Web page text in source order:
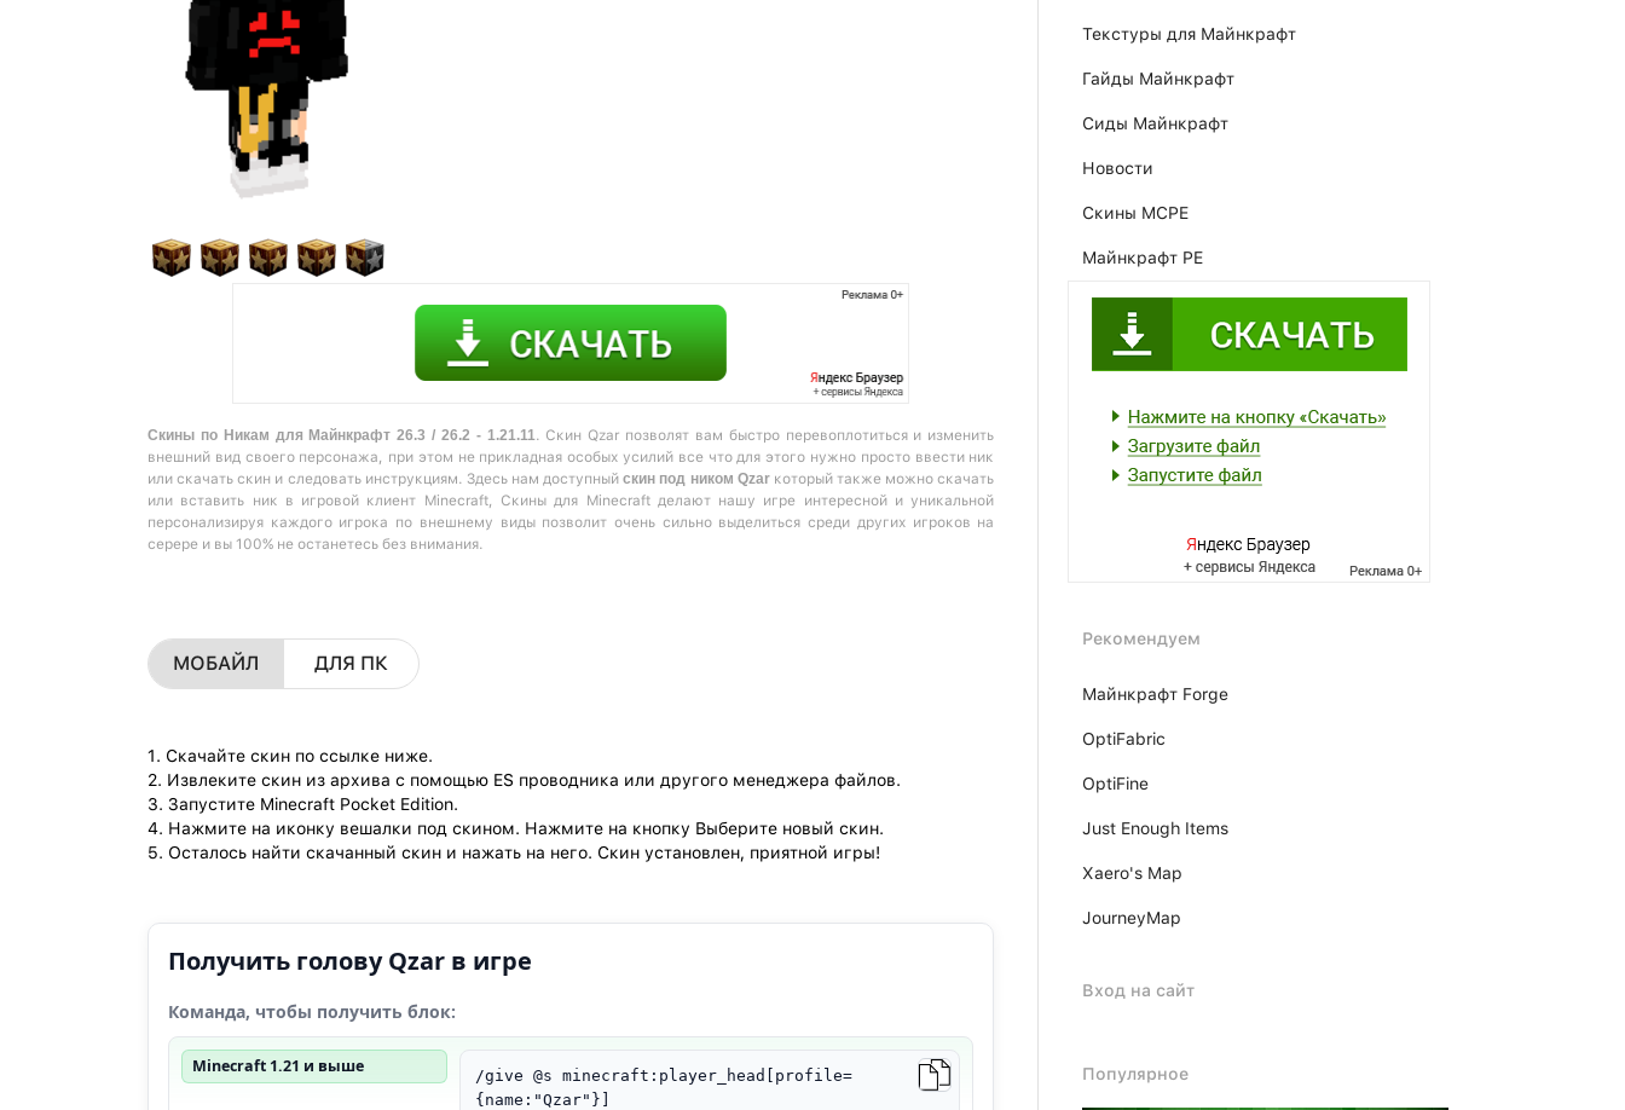
Скины по Никам для Майнкрафт 26.3 / 26.2 - 1.21.11 . Скин Qzar позволят вам быстро перевоплотиться и изменить
внешний вид своего персонажа, при этом не прикладная особых усилий все что для этого нужно просто ввести ник
или скачать скин и следовать инструкциям. Здесь нам доступный скин под ником Qzar который также можно скачать
или вставить ник в игровой клиент Minecraft, Скины для Minecraft делают нашу игре интересной и уникальной
персонализируя каждого игрока по внешнему виды позволит очень сильно выделиться среди других игроков на
серере и вы 100% не останетесь без внимания.
МОБАЙЛ ДЛЯ ПК
1. Скачайте скин по ссылке ниже.
2. Извлеките скин из архива с помощью ES проводника или другого менеджера файлов.
3. Запустите Minecraft Pocket Edition.
4. Нажмите на иконку вешалки под скином. Нажмите на кнопку Выберите новый скин.
5. Осталось найти скачанный скин и нажать на него. Скин установлен, приятной игры!
Получить голову Qzar в игре
Команда, чтобы получить блок:
Minecraft 1.21 и выше
/give @s minecraft:player_head[profile=
{name:"Qzar"}]
Текстуры для Майнкрафт
Гайды Майнкрафт
Сиды Майнкрафт
Новости
Скины MCPE
Майнкрафт PE
Рекомендуем
Майнкрафт Forge
OptiFabric
OptiFine
Just Enough Items
Xаero's Mаp
JourneyMap
Вход на сайт
Популярное